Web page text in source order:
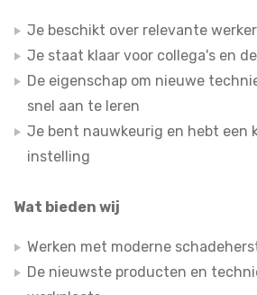
Je beschikt over relevante
Je staat klaar voor collega's en
De eigenschap om nieuwe
snel aan te leren
Je bent nauwkeurig en hebt een
instelling
Wat bieden wij
Werken met moderne
De nieuwste producten en